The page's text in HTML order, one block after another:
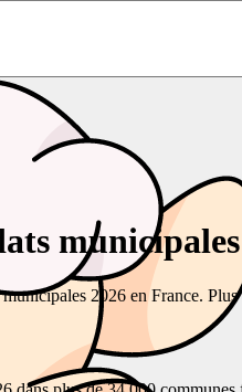
2026 en France.